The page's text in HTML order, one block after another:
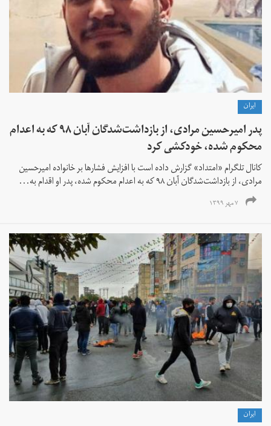
ايران
پدر امیرحسین مرادی، از بازداشت‌شدگان آبان ۹۸ که به اعدام
محکوم شده، خودکشی کرد
کانال تلگرام «امتداد» گزارش داده است با افزایش فشارها بر خانواده امیرحسین
مرادی، از بازداشت‌شدگان‌ آبان ۹۸ که به اعدام محکوم شده، پدر او اقدام به...
۷ مهر ۱۳۹۹
ايران